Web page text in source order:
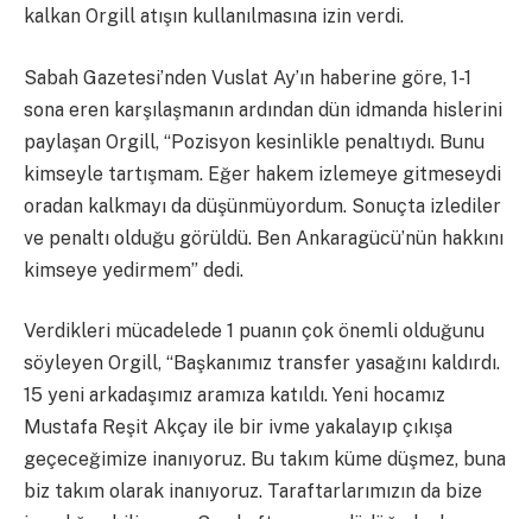
kalkan Orgill atışın kullanılmasına izin verdi.
Sabah Gazetesi’nden Vuslat Ay’ın haberine göre, 1-1
sona eren karşılaşmanın ardından dün idmanda hislerini
paylaşan Orgill, “Pozisyon kesinlikle penaltıydı. Bunu
kimseyle tartışmam. Eğer hakem izlemeye gitmeseydi
oradan kalkmayı da düşünmüyordum. Sonuçta izlediler
ve penaltı olduğu görüldü. Ben Ankaragücü’nün hakkını
kimseye yedirmem” dedi.
Verdikleri mücadelede 1 puanın çok önemli olduğunu
söyleyen Orgill, “Başkanımız transfer yasağını kaldırdı.
15 yeni arkadaşımız aramıza katıldı. Yeni hocamız
Mustafa Reşit Akçay ile bir ivme yakalayıp çıkışa
geçeceğimize inanıyoruz. Bu takım küme düşmez, buna
biz takım olarak inanıyoruz. Taraftarlarımızın da bize